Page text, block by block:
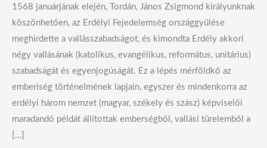
1568 januárjának elején, Tordán, János Zsigmond királyunknak
köszönhetően, az Erdélyi Fejedelemség országgyűlése
meghirdette a vallásszabadságot, és kimondta Erdély akkori
négy vallásának (katolikus, evangélikus, református, unitárius)
szabadságát és egyenjogúságát. Ez a lépés mérföldkő az
emberiség történelmének lapjain, egyszer és mindenkorra az
erdélyi három nemzet (magyar, székely és szász) képviselői
maradandó példát állítottak emberségből, vallási türelemből a
[…]